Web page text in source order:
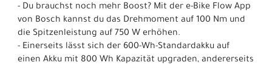
- Du brauchst noch mehr Boost? Mit der e-Bike Flow App
von Bosch kannst du das Drehmoment auf 100 Nm und
die Spitzenleistung auf 750 W erhöhen.
- Einerseits lässt sich der 600-Wh-Standardakku auf
einen Akku mit 800 Wh Kapazität upgraden, andererseits